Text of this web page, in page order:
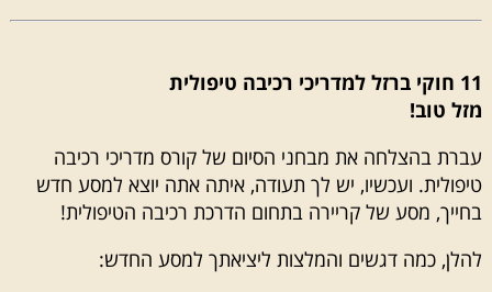
11 חוקי ברזל למדריכי רכיבה טיפולית
מזל טוב!
עברת בהצלחה את מבחני הסיום של קורס מדריכי רכיבה
טיפולית. ועכשיו, יש לך תעודה, איתה אתה יוצא למסע חדש
בחייך, מסע של קריירה בתחום הדרכת רכיבה הטיפולית!
להלן, כמה דגשים והמלצות ליציאתך למסע החדש: